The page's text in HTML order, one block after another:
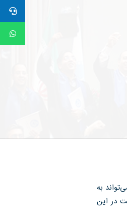
به
در این